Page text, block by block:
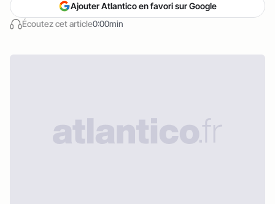
Écoutez cet article0:00min
Ajouter Atlantico en favori sur Google